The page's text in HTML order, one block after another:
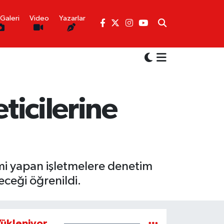
Video Yazarlar
yapan işletmelere denetim
öğrenildi.